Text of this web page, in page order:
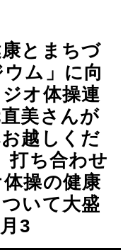
康とまちづ
ム」に向
オ体操連
美さんが
越しくだ
打ち合わせ
操の健康
いて大盛
3